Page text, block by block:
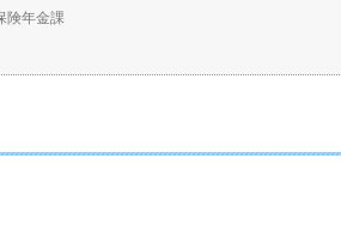
険年金課